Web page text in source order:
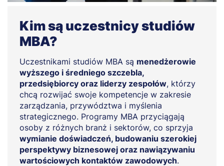
Kim są uczestnicy studiów
MBA?
Uczestnikami studiów MBA są menedżerowie
wyższego i średniego szczebla,
przedsiębiorcy oraz liderzy zespołów, którzy
chcą rozwijać swoje kompetencje w zakresie
zarządzania, przywództwa i myślenia
strategicznego. Programy MBA przyciągają
osoby z różnych branż i sektorów, co sprzyja
wymianie doświadczeń, budowaniu szerokiej
perspektywy biznesowej oraz nawiązywaniu
wartościowych kontaktów zawodowych.